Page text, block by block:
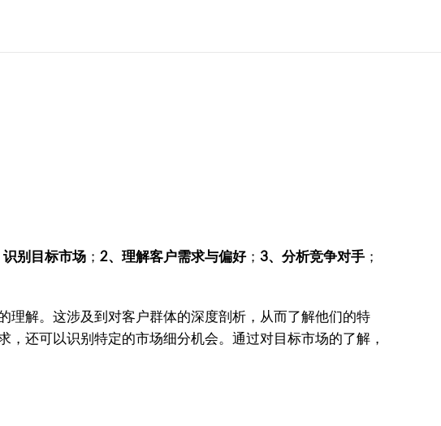
识别目标市场 ；2、理解客户需求与偏好；3、分析竞争对手 ；
理解。这涉及到对客户群体的深度剖析，从而了解他们的特
还可以识别特定的市场细分机会。通过对目标市场的了解，